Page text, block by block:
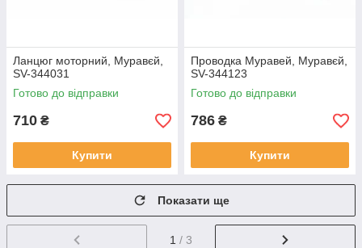
Ланцюг моторний, Муравєй,
SV-344031
Готово до відправки
710 ₴
Купити
Проводка Муравей, Муравєй,
SV-344123
Готово до відправки
786 ₴
Купити
Показати ще
1 / 3